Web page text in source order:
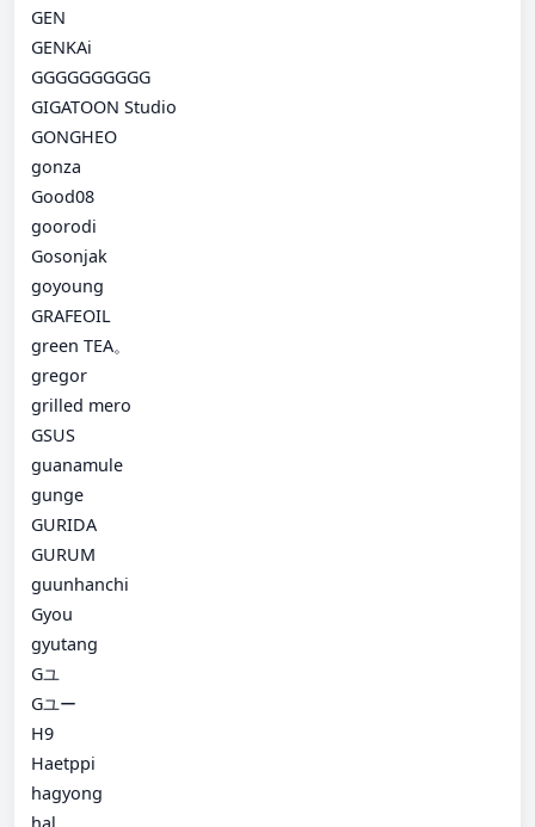
GEN
GENKAi
GGGGGGGGGG
GIGATOON Studio
GONGHEO
gonza
Good08
goorodi
Gosonjak
goyoung
GRAFEOIL
green TEA。
gregor
grilled mero
GSUS
guanamule
gunge
GURIDA
GURUM
guunhanchi
Gyou
gyutang
Gユ
Gユー
H9
Haetppi
hagyong